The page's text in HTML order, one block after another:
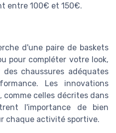
entre 100€ et 150€.
d'une paire de baskets
pour compléter votre look,
chaussures adéquates
Les innovations
comme celles décrites dans
l'importance de bien
chaque activité sportive.